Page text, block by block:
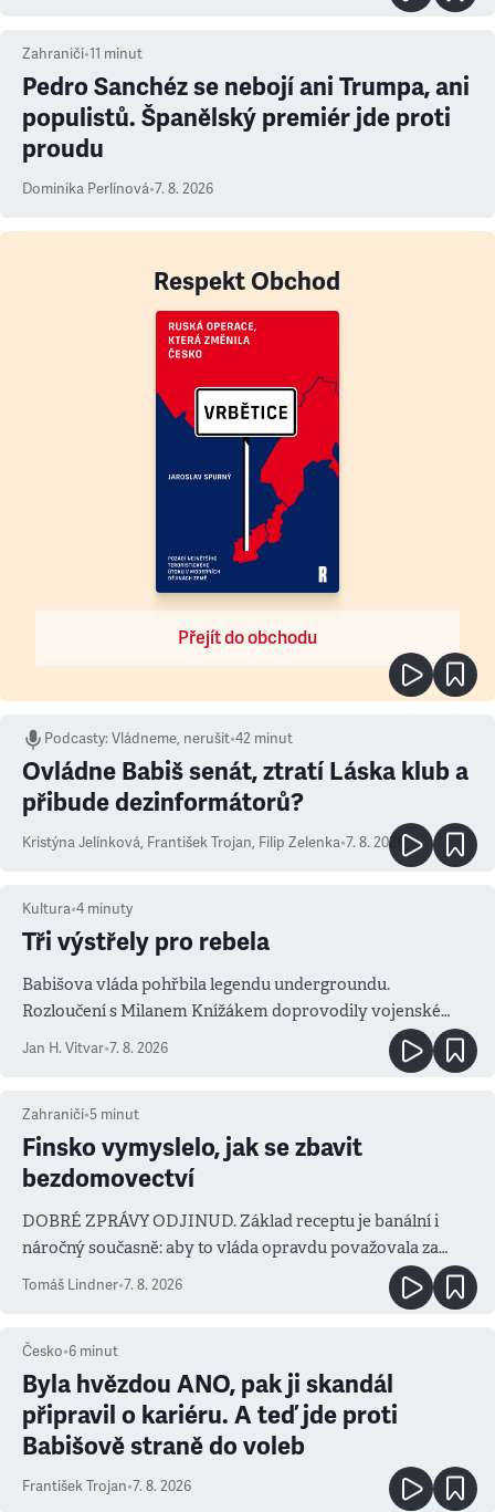
Zahraničí•11 minut
Pedro Sanchéz se nebojí ani Trumpa, ani
populistů. Španělský premiér jde proti
proudu
Dominika Perlínová•7. 8. 2026
Respekt Obchod
Přejít do obchodu
Podcasty:Vládneme, nerušit•42 minut
Ovládne Babiš senát, ztratí Láska klub a
přibude dezinformátorů?
Kristýna Jelínková, František Trojan, Filip Zelenka•7. 8. 2026
Kultura•4 minuty
Tři výstřely pro rebela
Babišova vláda pohřbila legendu undergroundu.
Rozloučení s Milanem Knížákem doprovodily vojenské
salvy i kritika pokrokářů
Jan H. Vitvar•7. 8. 2026
Zahraničí•5 minut
Finsko vymyslelo, jak se zbavit
bezdomovectví
DOBRÉ ZPRÁVY ODJINUD. Základ receptu je banální i
náročný současně: aby to vláda opravdu považovala za
prioritu
Tomáš Lindner•7. 8. 2026
Česko•6 minut
Byla hvězdou ANO, pak ji skandál
připravil o kariéru. A teď jde proti
Babišově straně do voleb
František Trojan•7. 8. 2026